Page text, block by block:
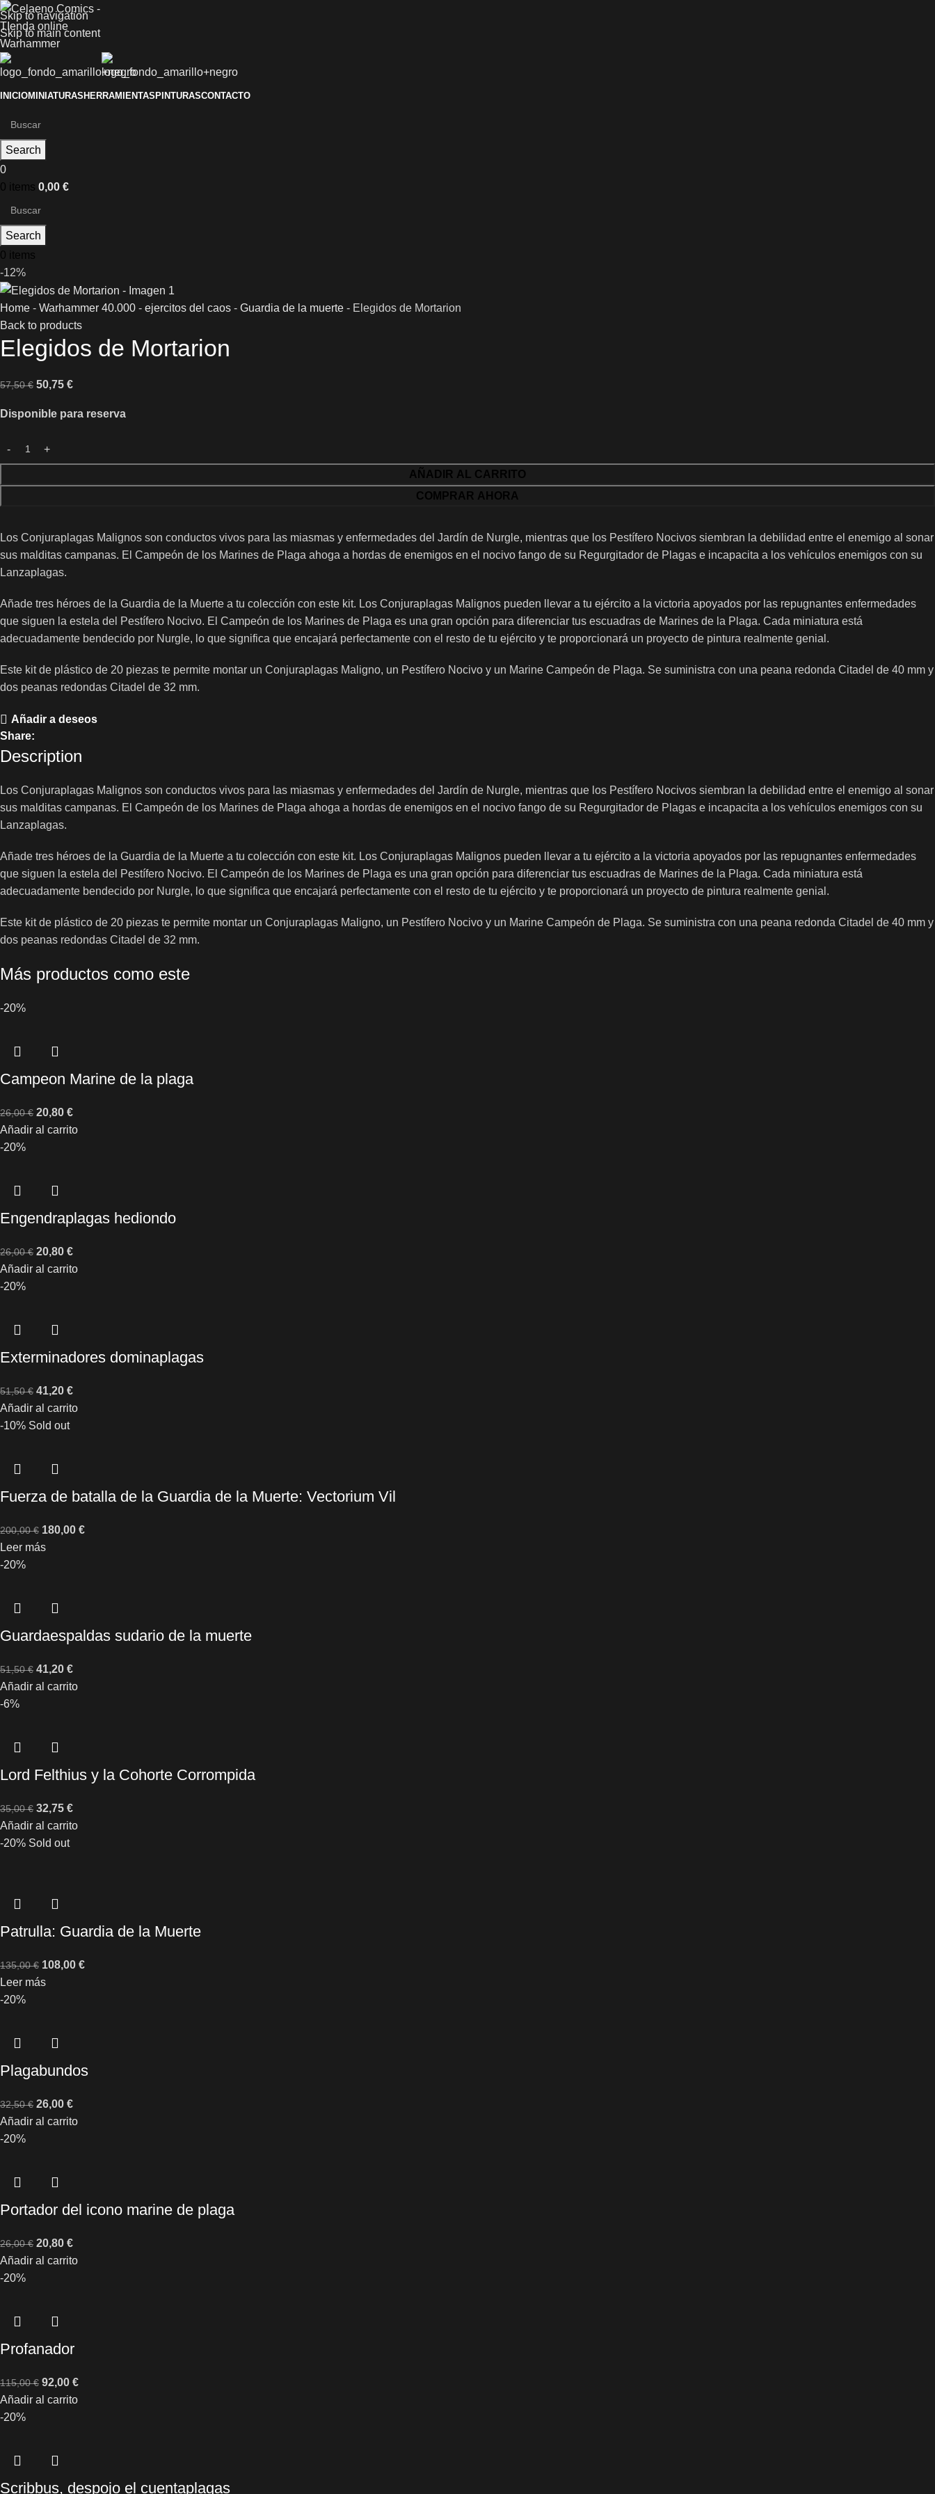
Skip to navigation
Skip to main content
INICIOMINIATURASHERRAMIENTASPINTURASCONTACTO
Search
0
0 items 0,00 €
Search
0 items
-12%
Home - Warhammer 40.000 - ejercitos del caos - Guardia de la muerte - Elegidos de Mortarion
Back to products
Elegidos de Mortarion
57,50€ 50,75 €
Disponible para reserva
AÑADIR AL CARRITO
COMPRAR AHORA
Los Conjuraplagas Malignos son conductos vivos para las miasmas y enfermedades del Jardín de Nurgle, mientras que los Pestífero Nocivos siembran la debilidad entre el enemigo al sonar
sus malditas campanas. El Campeón de los Marines de Plaga ahoga a hordas de enemigos en el nocivo fango de su Regurgitador de Plagas e incapacita a los vehículos enemigos con su
Lanzaplagas.
Añade tres héroes de la Guardia de la Muerte a tu colección con este kit. Los Conjuraplagas Malignos pueden llevar a tu ejército a la victoria apoyados por las repugnantes enfermedades
que siguen la estela del Pestífero Nocivo. El Campeón de los Marines de Plaga es una gran opción para diferenciar tus escuadras de Marines de la Plaga. Cada miniatura está
adecuadamente bendecido por Nurgle, lo que significa que encajará perfectamente con el resto de tu ejército y te proporcionará un proyecto de pintura realmente genial.
Este kit de plástico de 20 piezas te permite montar un Conjuraplagas Maligno, un Pestífero Nocivo y un Marine Campeón de Plaga. Se suministra con una peana redonda Citadel de 40 mm y
dos peanas redondas Citadel de 32 mm.
Añadir a deseos
Share:
Description
Los Conjuraplagas Malignos son conductos vivos para las miasmas y enfermedades del Jardín de Nurgle, mientras que los Pestífero Nocivos siembran la debilidad entre el enemigo al sonar
sus malditas campanas. El Campeón de los Marines de Plaga ahoga a hordas de enemigos en el nocivo fango de su Regurgitador de Plagas e incapacita a los vehículos enemigos con su
Lanzaplagas.
Añade tres héroes de la Guardia de la Muerte a tu colección con este kit. Los Conjuraplagas Malignos pueden llevar a tu ejército a la victoria apoyados por las repugnantes enfermedades
que siguen la estela del Pestífero Nocivo. El Campeón de los Marines de Plaga es una gran opción para diferenciar tus escuadras de Marines de la Plaga. Cada miniatura está
adecuadamente bendecido por Nurgle, lo que significa que encajará perfectamente con el resto de tu ejército y te proporcionará un proyecto de pintura realmente genial.
Este kit de plástico de 20 piezas te permite montar un Conjuraplagas Maligno, un Pestífero Nocivo y un Marine Campeón de Plaga. Se suministra con una peana redonda Citadel de 40 mm y
dos peanas redondas Citadel de 32 mm.
Más productos como este
-20%
Campeon Marine de la plaga
26,00€ 20,80 €
Añadir al carrito
-20%
Engendraplagas hediondo
26,00€ 20,80 €
Añadir al carrito
-20%
Exterminadores dominaplagas
51,50€ 41,20 €
Añadir al carrito
-10% Sold out
Fuerza de batalla de la Guardia de la Muerte: Vectorium Vil
200,00€ 180,00 €
Leer más
-20%
Guardaespaldas sudario de la muerte
51,50€ 41,20 €
Añadir al carrito
-6%
Lord Felthius y la Cohorte Corrompida
35,00€ 32,75 €
Añadir al carrito
-20% Sold out
Patrulla: Guardia de la Muerte
135,00€ 108,00 €
Leer más
-20%
Plagabundos
32,50€ 26,00 €
Añadir al carrito
-20%
Portador del icono marine de plaga
26,00€ 20,80 €
Añadir al carrito
-20%
Profanador
115,00€ 92,00 €
Añadir al carrito
-20%
Scribbus, despojo el cuentaplagas